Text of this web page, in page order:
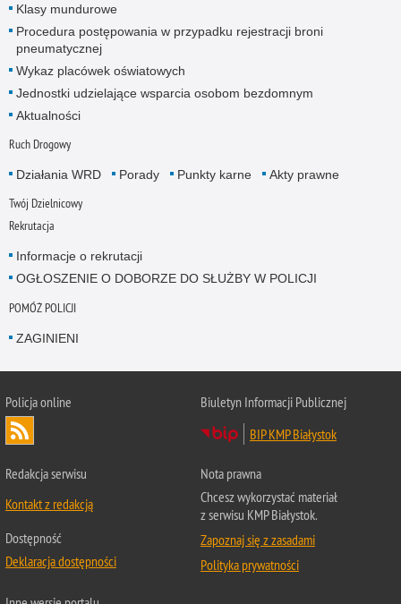
Klasy mundurowe
Procedura postępowania w przypadku rejestracji broni
pneumatycznej
Wykaz placówek oświatowych
Jednostki udzielające wsparcia osobom bezdomnym
Aktualności
Ruch Drogowy
Działania WRD Porady Punkty karne Akty prawne
Twój Dzielnicowy
Rekrutacja
Informacje o rekrutacji
OGŁOSZENIE O DOBORZE DO SŁUŻBY W POLICJI
POMÓŻ POLICJI
ZAGINIENI
Policja online
Biuletyn Informacji Publicznej
BIP KMP Białystok
Redakcja serwisu
Kontakt z redakcją
Dostępność
Deklaracja dostępności
Nota prawna
Chcesz wykorzystać materiał
z serwisu KMP Białystok.
Zapoznaj się z zasadami
Polityka prywatności